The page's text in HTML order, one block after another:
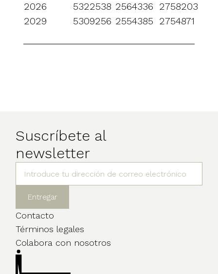
2026
5322538 2564336 2758203
2029
5309256 2554385 2754871
Suscríbete al
newsletter
Contacto
Términos legales
Colabora con nosotros